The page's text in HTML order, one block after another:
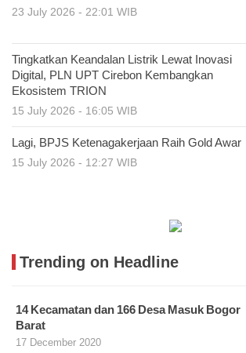
23 July 2026 - 22:01 WIB
Tingkatkan Keandalan Listrik Lewat Inovasi
Digital, PLN UPT Cirebon Kembangkan
Ekosistem TRION
15 July 2026 - 16:05 WIB
Lagi, BPJS Ketenagakerjaan Raih Gold Awar
15 July 2026 - 12:27 WIB
Trending on Headline
14 Kecamatan dan 166 Desa Masuk Bogor
Barat
17 December 2020